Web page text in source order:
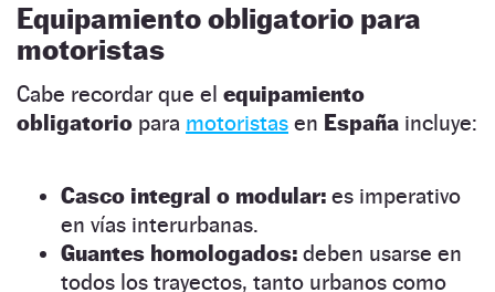
Equipamiento obligatorio para
motoristas
Cabe recordar que el equipamiento
obligatorio para motoristas en España incluye:
Casco integral o modular: es imperativo
en vías interurbanas.
Guantes homologados: deben usarse en
todos los trayectos, tanto urbanos como